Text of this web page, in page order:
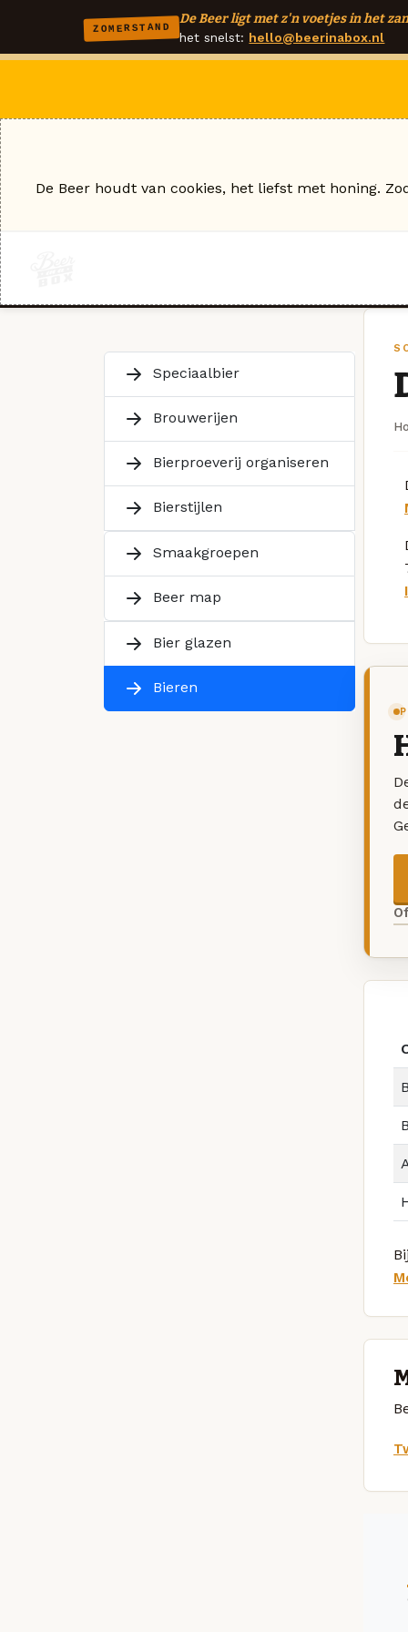
ZOMERSTAND
De Beer ligt met z'n voetjes in het
het snelst: hello@beerinabox.nl
Speciaalbier
Brouwerijen
Bierproeverij organiseren
Bierstijlen
Smaakgroepen
Beer map
Bier glazen
Bieren
De Beer houdt van cookies, het liefst met honing.